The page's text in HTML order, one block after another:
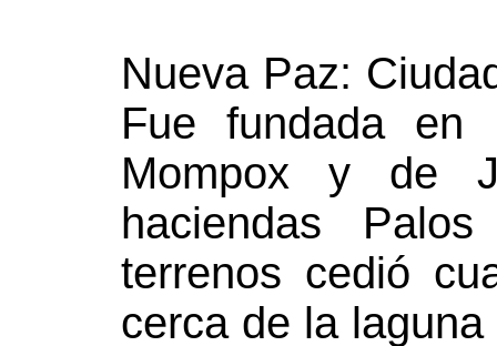
Nueva Paz:
Fue fundada
Mompox y de
haciendas
terrenos cedió
cerca de la